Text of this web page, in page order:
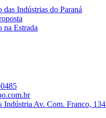
das Indústrias do Paraná
na Estrada
Indústria Av. Com. Franco,